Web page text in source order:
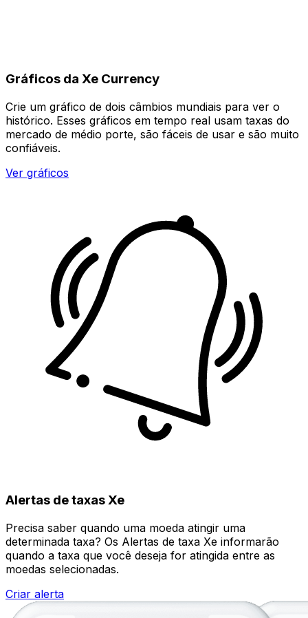
Gráficos da Xe Currency
Crie um gráfico de dois câmbios mundiais para ver o
histórico. Esses gráficos em tempo real usam taxas do
mercado de médio porte, são fáceis de usar e são muito
confiáveis.
Ver gráficos
Alertas de taxas Xe
Precisa saber quando uma moeda atingir uma
determinada taxa? Os Alertas de taxa Xe informarão
quando a taxa que você deseja for atingida entre as
moedas selecionadas.
Criar alerta